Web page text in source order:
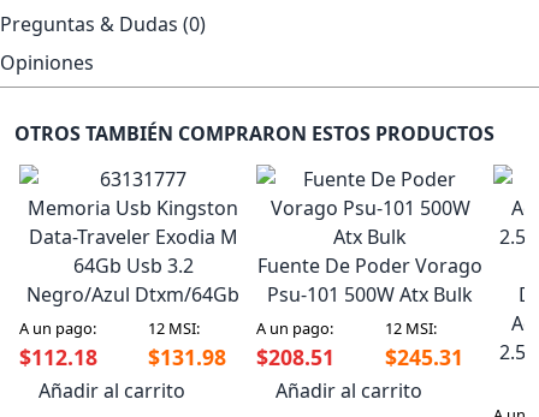
Preguntas & Dudas (0)
Opiniones
OTROS TAMBIÉN COMPRARON ESTOS PRODUCTOS
Memoria Usb Kingston
Data-Traveler Exodia M
64Gb Usb 3.2
Negro/Azul Dtxm/64Gb
A un pago: 12 MSI:
$112.18 $131.98
Añadir al carrito
Fuente De Poder Vorago
Psu-101 500W Atx Bulk
A un pago: 12 MSI:
$208.51 $245.31
Añadir al carrito
2.5"